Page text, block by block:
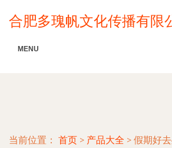
合肥多瑰帆文化传播有限
MENU
当前位置： 首页 > 产品大全 > 假期好